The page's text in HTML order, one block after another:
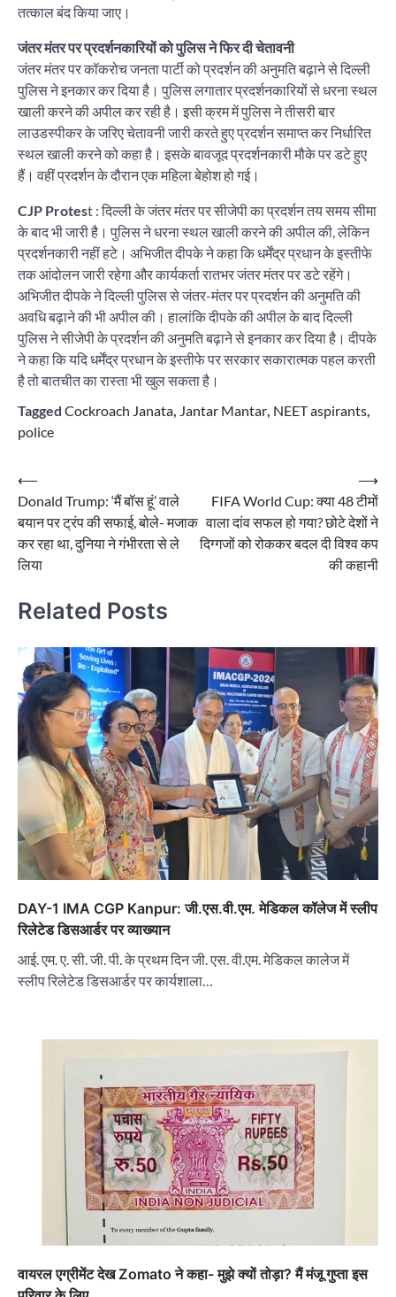
तत्काल बंद किया जाए।
जंतर मंतर पर प्रदर्शनकारियों को पुलिस ने फिर दी चेतावनी
जंतर मंतर पर कॉकरोच जनता पार्टी को प्रदर्शन की अनुमति बढ़ाने से दिल्ली
पुलिस ने इनकार कर दिया है। पुलिस लगातार प्रदर्शनकारियों से धरना स्थल
खाली करने की अपील कर रही है। इसी क्रम में पुलिस ने तीसरी बार
लाउडस्पीकर के जरिए चेतावनी जारी करते हुए प्रदर्शन समाप्त कर निर्धारित
स्थल खाली करने को कहा है। इसके बावजूद प्रदर्शनकारी मौके पर डटे हुए
हैं। वहीं प्रदर्शन के दौरान एक महिला बेहोश हो गई।
CJP Protest : दिल्ली के जंतर मंतर पर सीजेपी का प्रदर्शन तय समय सीमा
के बाद भी जारी है। पुलिस ने धरना स्थल खाली करने की अपील की, लेकिन
प्रदर्शनकारी नहीं हटे। अभिजीत दीपके ने कहा कि धर्मेंद्र प्रधान के इस्तीफे
तक आंदोलन जारी रहेगा और कार्यकर्ता रातभर जंतर मंतर पर डटे रहेंगे।
अभिजीत दीपके ने दिल्ली पुलिस से जंतर-मंतर पर प्रदर्शन की अनुमति की
अवधि बढ़ाने की भी अपील की। हालांकि दीपके की अपील के बाद दिल्ली
पुलिस ने सीजेपी के प्रदर्शन की अनुमति बढ़ाने से इनकार कर दिया है। दीपके
ने कहा कि यदि धर्मेंद्र प्रधान के इस्तीफे पर सरकार सकारात्मक पहल करती
है तो बातचीत का रास्ता भी खुल सकता है।
Tagged Cockroach Janata Jantar Mantar NEET aspirants
police
Post
navigation
⟵
Donald Trump: ‘मैं बॉस हूं’ वाले
बयान पर ट्रंप की सफाई, बोले- मजाक
कर रहा था, दुनिया ने गंभीरता से ले
लिया
FIFA World Cup: क्या 48 टीमों
वाला दांव सफल हो गया? छोटे देशों ने
दिग्गजों को रोककर बदल दी विश्व कप
की कहानी
⟶
Related Posts
DAY-1 IMA CGP Kanpur: जी.एस.वी.एम. मेडिकल कॉलेज में स्लीप
रिलेटेड डिसआर्डर पर व्याख्यान
आई. एम. ए. सी. जी. पी. के प्रथम दिन जी. एस. वी.एम. मेडिकल कालेज में
स्लीप रिलेटेड डिसआर्डर पर कार्यशाला…
वायरल एग्रीमेंट देख Zomato ने कहा- मुझे क्यों तोड़ा? मैं मंजू गुप्ता इस